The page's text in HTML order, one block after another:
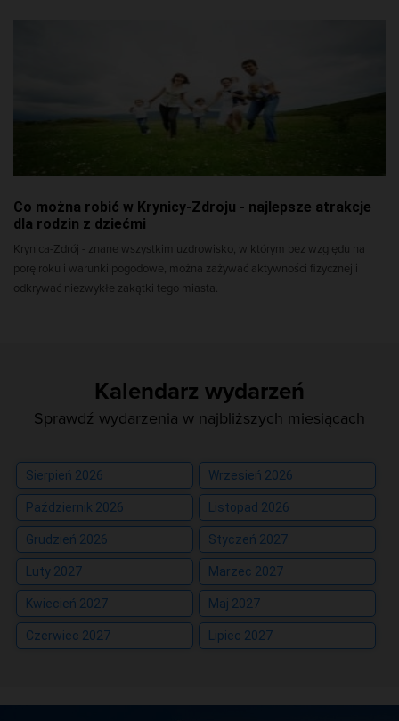
Co można robić w Krynicy-Zdroju - najlepsze atrakcje
dla rodzin z dziećmi
Krynica-Zdrój - znane wszystkim uzdrowisko, w którym bez względu na
porę roku i warunki pogodowe, można zażywać aktywności fizycznej i
odkrywać niezwykłe zakątki tego miasta.
Kalendarz wydarzeń
Sprawdź wydarzenia w najbliższych miesiącach
Sierpień 2026 Wrzesień 2026
Październik 2026 Listopad 2026
Grudzień 2026 Styczeń 2027
Luty 2027 Marzec 2027
Kwiecień 2027 Maj 2027
Czerwiec 2027 Lipiec 2027